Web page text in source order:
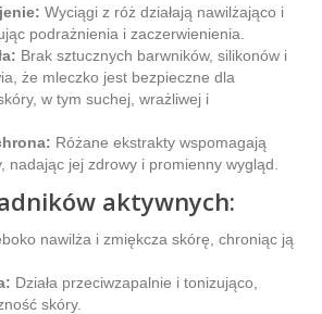
Wyciągi z róż działają nawilżająco i
podrażnienia i zaczerwienienia.
Brak sztucznych barwników, silikonów i
że mleczko jest bezpieczne dla
w tym suchej, wrażliwej i
Różane ekstrakty wspomagają
nadając jej zdrowy i promienny wygląd.
aktywnych:
nawilża i zmiękcza skórę, chroniąc ją
Działa przeciwzapalnie i tonizująco,
skóry.